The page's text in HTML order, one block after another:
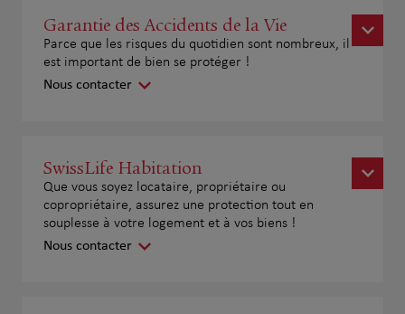
Garantie des Accidents de la Vie
Parce que les risques du quotidien sont nombreux, il
est important de bien se protéger !
Nous contacter
SwissLife Habitation
Que vous soyez locataire, propriétaire ou
copropriétaire, assurez une protection tout en
souplesse à votre logement et à vos biens !
Nous contacter